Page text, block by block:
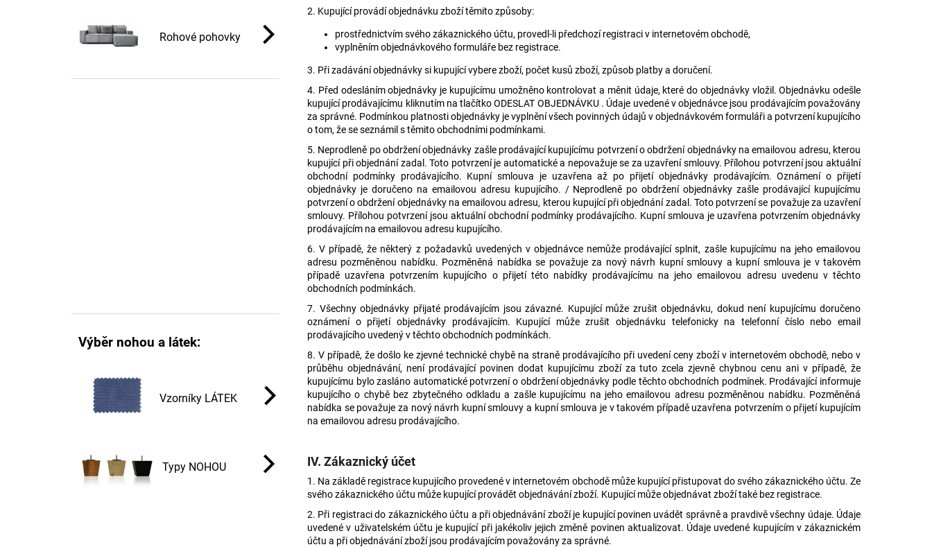
Rohové pohovky
Výběr nohou a látek:
Vzorníky LÁTEK
Typy NOHOU
2. Kupující provádí objednávku zboží těmito způsoby:
prostřednictvím svého zákaznického účtu, provedl-li předchozí registraci v internetovém obchodě,
vyplněním objednávkového formuláře bez registrace.
3. Při zadávání objednávky si kupující vybere zboží, počet kusů zboží, způsob platby a doručení.
4. Před odesláním objednávky je kupujícímu umožněno kontrolovat a měnit údaje, které do objednávky vložil. Objednávku odešle
kupující prodávajícímu kliknutím na tlačítko ODESLAT OBJEDNÁVKU . Údaje uvedené v objednávce jsou prodávajícím považovány
za správné. Podmínkou platnosti objednávky je vyplnění všech povinných údajů v objednávkovém formuláři a potvrzení kupujícího
o tom, že se seznámil s těmito obchodními podmínkami.
5. Neprodleně po obdržení objednávky zašle prodávající kupujícímu potvrzení o obdržení objednávky na emailovou adresu, kterou
kupující při objednání zadal. Toto potvrzení je automatické a nepovažuje se za uzavření smlouvy. Přílohou potvrzení jsou aktuální
obchodní podmínky prodávajícího. Kupní smlouva je uzavřena až po přijetí objednávky prodávajícím. Oznámení o přijetí
objednávky je doručeno na emailovou adresu kupujícího. / Neprodleně po obdržení objednávky zašle prodávající kupujícímu
potvrzení o obdržení objednávky na emailovou adresu, kterou kupující při objednání zadal. Toto potvrzení se považuje za uzavření
smlouvy. Přílohou potvrzení jsou aktuální obchodní podmínky prodávajícího. Kupní smlouva je uzavřena potvrzením objednávky
prodávajícím na emailovou adresu kupujícího.
6. V případě, že některý z požadavků uvedených v objednávce nemůže prodávající splnit, zašle kupujícímu na jeho emailovou
adresu pozměněnou nabídku. Pozměněná nabídka se považuje za nový návrh kupní smlouvy a kupní smlouva je v takovém
případě uzavřena potvrzením kupujícího o přijetí této nabídky prodávajícímu na jeho emailovou adresu uvedenu v těchto
obchodních podmínkách.
7. Všechny objednávky přijaté prodávajícím jsou závazné. Kupující může zrušit objednávku, dokud není kupujícímu doručeno
oznámení o přijetí objednávky prodávajícím. Kupující může zrušit objednávku telefonicky na telefonní číslo nebo email
prodávajícího uvedený v těchto obchodních podmínkách.
8. V případě, že došlo ke zjevné technické chybě na straně prodávajícího při uvedení ceny zboží v internetovém obchodě, nebo v
průběhu objednávání, není prodávající povinen dodat kupujícímu zboží za tuto zcela zjevně chybnou cenu ani v případě, že
kupujícímu bylo zasláno automatické potvrzení o obdržení objednávky podle těchto obchodních podmínek. Prodávající informuje
kupujícího o chybě bez zbytečného odkladu a zašle kupujícímu na jeho emailovou adresu pozměněnou nabídku. Pozměněná
nabídka se považuje za nový návrh kupní smlouvy a kupní smlouva je v takovém případě uzavřena potvrzením o přijetí kupujícím
na emailovou adresu prodávajícího.
IV. Zákaznický účet
1. Na základě registrace kupujícího provedené v internetovém obchodě může kupující přistupovat do svého zákaznického účtu. Ze
svého zákaznického účtu může kupující provádět objednávání zboží. Kupující může objednávat zboží také bez registrace.
2. Při registraci do zákaznického účtu a při objednávání zboží je kupující povinen uvádět správně a pravdivě všechny údaje. Údaje
uvedené v uživatelském účtu je kupující při jakékoliv jejich změně povinen aktualizovat. Údaje uvedené kupujícím v zákaznickém
účtu a při objednávání zboží jsou prodávajícím považovány za správné.